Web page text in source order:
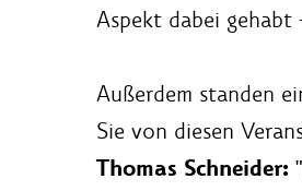
Aspekt dabei gehabt
Außerdem standen
Sie von diesen
Thomas Schneider: